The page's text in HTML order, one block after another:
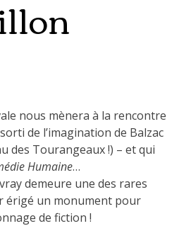
nous mènera à la rencontre
de l’imagination de Balzac
des Tourangeaux !) – et qui
Humaine…
demeure une des rares
érigé un monument pour
de fiction !